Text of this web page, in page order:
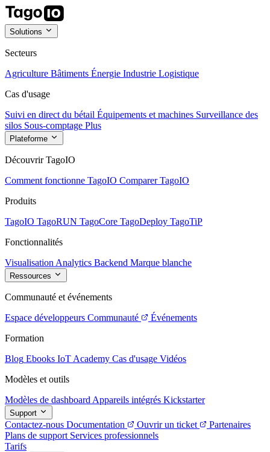
Solutions
Secteurs
Agriculture Bâtiments Énergie Industrie Logistique
Cas d'usage
Suivi en direct du bétail Équipements et machines Surveillance des
silos Sous-comptage Plus
Plateforme
Découvrir TagoIO
Comment fonctionne TagoIO Comparer TagoIO
Produits
TagoIO TagoRUN TagoCore TagoDeploy TagoTiP
Fonctionnalités
Visualisation Analytics Backend Marque blanche
Ressources
Communauté et événements
Espace développeurs Communauté
Événements
Formation
Blog Ebooks IoT Academy Cas d'usage Vidéos
Modèles et outils
Modèles de dashboard Appareils intégrés Kickstarter
Support
Contactez-nous Documentation Ouvrir un ticket
Partenaires
Plans de support Services professionnels
Tarifs